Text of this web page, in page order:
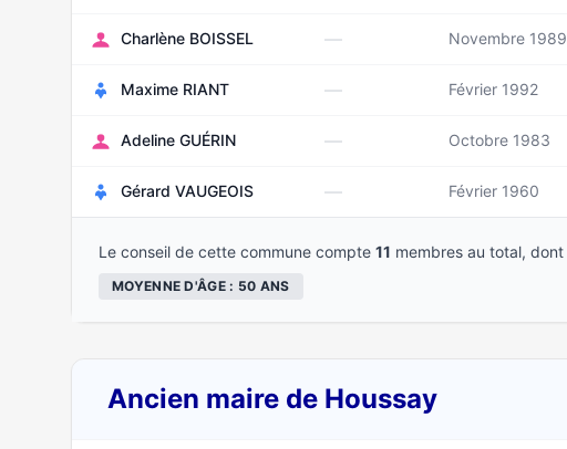
Charlène BOISSEL — Novembre 1989
Maxime RIANT — Février 1992
Adeline GUÉRIN — Octobre 1983
Gérard VAUGEOIS — Février 1960
Le conseil de cette commune compte 11 membres au total, dont
MOYENNE D'ÂGE : 50 ANS
Ancien maire de Houssay